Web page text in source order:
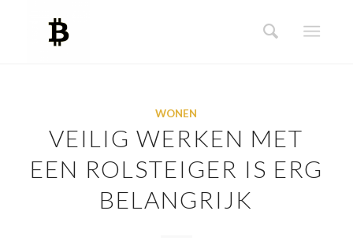
WONEN
VEILIG WERKEN MET
EEN ROLSTEIGER IS ERG
BELANGRIJK